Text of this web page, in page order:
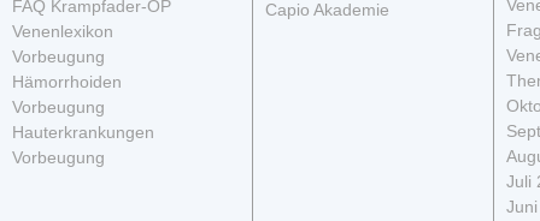
FAQ Krampfader-OP
Venenlexikon
Vorbeugung
Hämorrhoiden
Vorbeugung
Hauterkrankungen
Vorbeugung
Capio Akademie
Juli